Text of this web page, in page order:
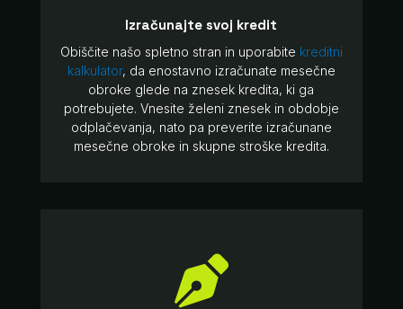
Izračunajte svoj kredit
Obiščite našo spletno stran in uporabite kreditni
kalkulator, da enostavno izračunate mesečne
obroke glede na znesek kredita, ki ga
potrebujete. Vnesite želeni znesek in obdobje
odplačevanja, nato pa preverite izračunane
mesečne obroke in skupne stroške kredita.
